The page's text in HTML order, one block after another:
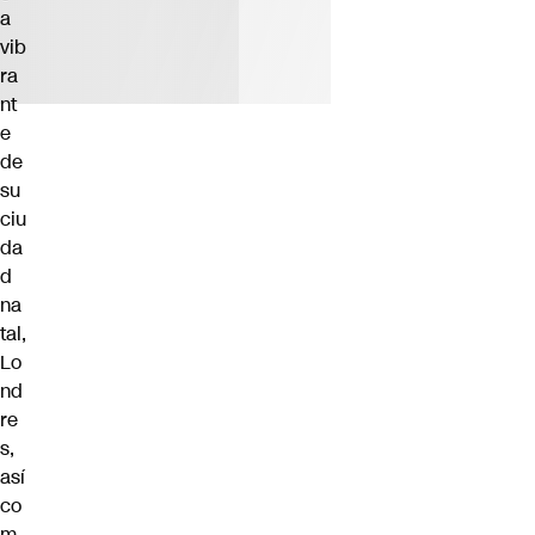
a
vib
ra
nt
e
de
su
ciu
da
d
na
tal,
Lo
nd
re
s,
así
co